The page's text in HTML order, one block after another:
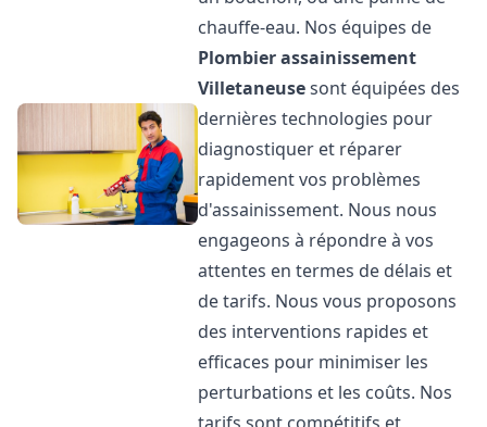
chauffe-eau. Nos équipes de
Plombier assainissement
Villetaneusesont équipées des
dernières technologies pour
diagnostiquer et réparer
rapidement vos problèmes
d'assainissement. Nous nous
engageons à répondre à vos
attentes en termes de délais et
de tarifs. Nous vous proposons
des interventions rapides et
efficaces pour minimiser les
perturbations et les coûts. Nos